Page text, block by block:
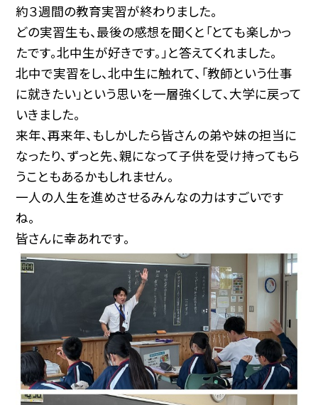
約３週間の教育実習が終わりました。
どの実習生も、最後の感想を聞くと「とても楽しかっ
たです。北中生が好きです。」と答えてくれました。
北中で実習をし、北中生に触れて、「教師という仕事
に就きたい」という思いを一層強くして、大学に戻って
いきました。
来年、再来年、もしかしたら皆さんの弟や妹の担当に
なったり、ずっと先、親になって子供を受け持ってもら
うこともあるかもしれません。
一人の人生を進めさせるみんなの力はすごいです
ね。
皆さんに幸あれです。